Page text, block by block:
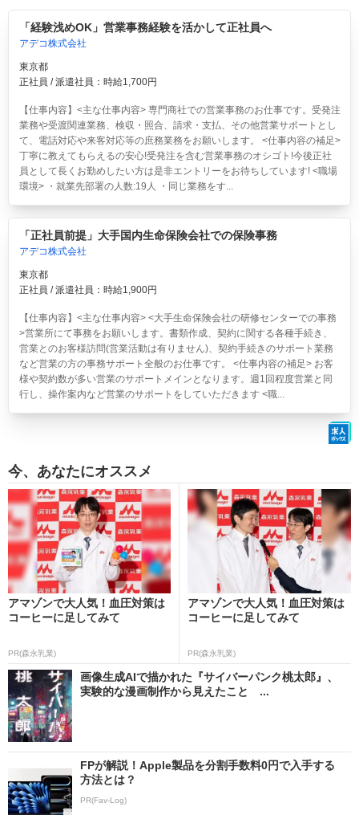
「経験浅めOK」営業事務経験を活かして正社員へ
アデコ株式会社
東京都
正社員 / 派遣社員：時給1,700円
【仕事内容】<主な仕事内容> 専門商社での営業事務のお仕事です。受発注
業務や受渡関連業務、検収・照合、請求・支払、その他営業サポートとし
て、電話対応や来客対応等の庶務業務をお願いします。 <仕事内容の補足>
丁寧に教えてもらえるの安心!受発注を含む営業事務のオシゴト!今後正社
員として長くお勤めしたい方は是非エントリーをお待ちしています! <職場
環境> ・就業先部署の人数:19人 ・同じ業務をす...
「正社員前提」大手国内生命保険会社での保険事務
アデコ株式会社
東京都
正社員 / 派遣社員：時給1,900円
【仕事内容】<主な仕事内容> <大手生命保険会社の研修センターでの事務
>営業所にて事務をお願いします。書類作成、契約に関する各種手続き、
営業とのお客様訪問(営業活動は有りません)、契約手続きのサポート業務
など営業の方の事務サポート全般のお仕事です。 <仕事内容の補足> お客
様や契約数が多い営業のサポートメインとなります。週1回程度営業と同
行し、操作案内など営業のサポートをしていただきます <職...
今、あなたにオススメ
アマゾンで大人気！血圧対策は
コーヒーに足してみて
PR(森永乳業)
アマゾンで大人気！血圧対策は
コーヒーに足してみて
PR(森永乳業)
画像生成AIで描かれた『サイバーパンク桃太郎』、
実験的な漫画制作から見えたこと ...
FPが解説！Apple製品を分割手数料0円で入手する
方法とは？
PR(Fav-Log)